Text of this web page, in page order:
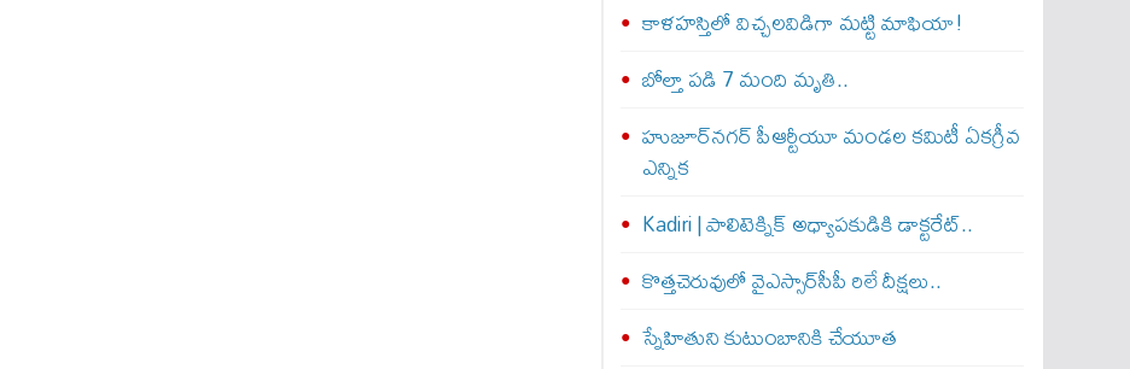
​కాళహస్తిలో విచ్చలవిడిగా మట్టి మాఫియా!
బోల్తా పడి 7 మంది మృతి..
హుజూర్‌నగర్ పీఆర్టీయూ మండల కమిటీ ఏకగ్రీవ
ఎన్నిక
Kadiri | పాలిటెక్నిక్ అధ్యాపకుడికి డాక్టరేట్..
కొత్తచెరువులో వైఎస్సార్‌సీపీ రిలే దీక్షలు..
స్నేహితుని కుటుంబానికి చేయూత‌